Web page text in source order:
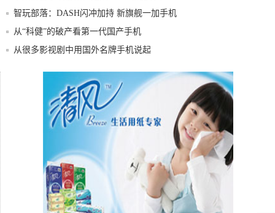
会：
智玩部落：DASH闪冲加持 新旗舰一加手机
3
从“科健”的破产看第一代国产手机
从很多影视剧中用国外名牌手机说起
一加7和红米K20 Pro对比评测，哪款手机